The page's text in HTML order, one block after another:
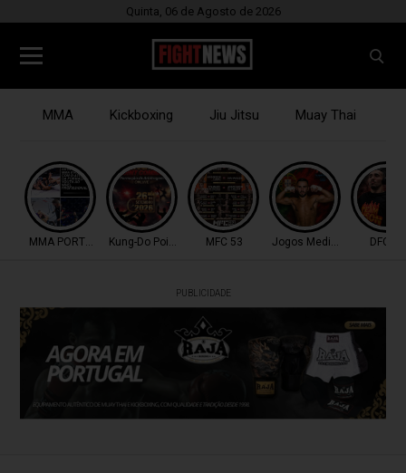
Quinta, 06 de Agosto de 2026
MMA Kickboxing Jiu Jitsu Muay Thai
MMA PORTUGALKung-Do Point CombatMFC 53 Jogos MediterrâneoDFC 51
PUBLICIDADE